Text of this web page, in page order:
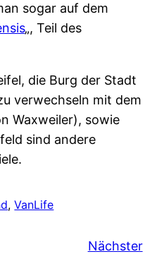
sogar auf dem
„, Teil des
die Burg der Stadt
verwechseln mit dem
Waxweiler), sowie
sind andere
, VanLife
Nächster